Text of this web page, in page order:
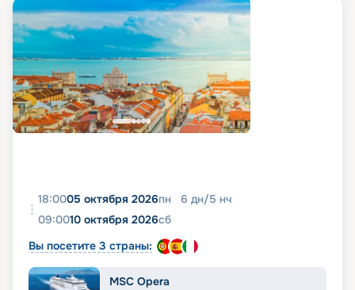
18:0005 октября 2026пн 6 дн/5 нч
09:0010 октября 2026сб
Вы посетите 3 страны:
MSC Opera